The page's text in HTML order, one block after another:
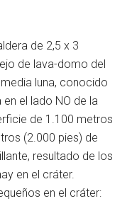
de 2,5 x 3
de lava-domo del
luna, conocido
el lado NO de la
de 1.100 metros
(2.000 pies) de
resultado de los
en el cráter.
en el cráter: